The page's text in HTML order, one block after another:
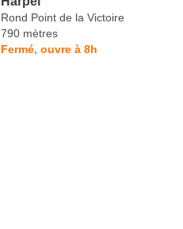
Rond Point de la Victoire
790 mètres
Fermé, ouvre à 8h